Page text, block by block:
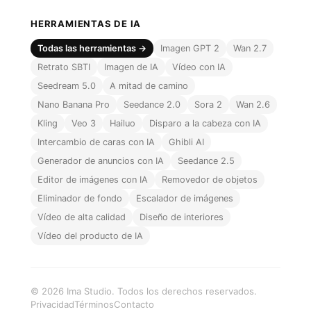
HERRAMIENTAS DE IA
Todas las herramientas → Imagen GPT 2
Wan 2.7
Retrato SBTI
Imagen de IA
Vídeo con IA
Seedream 5.0
A mitad de camino
Nano Banana Pro
Seedance 2.0 Sora 2
Wan 2.6
Kling
Veo 3 Hailuo
Disparo a la cabeza con IA
Intercambio de caras con IA
Ghibli AI
Generador de anuncios con IA
Seedance 2.5
Editor de imágenes con IA
Removedor de objetos
Eliminador de fondo
Escalador de imágenes
Vídeo de alta calidad
Diseño de interiores
Vídeo del producto de IA
© 2026 Ima Studio. Todos los derechos reservados.
PrivacidadTérminosContacto